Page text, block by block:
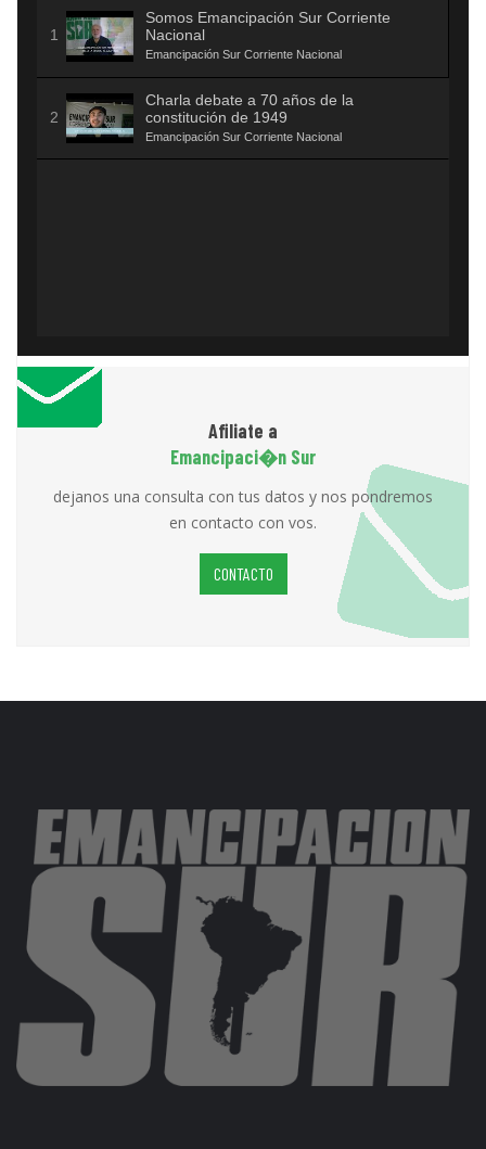
Somos Emancipación Sur Corriente
Nacional
Emancipación Sur Corriente Nacional
Charla debate a 70 años de la
constitución de 1949
Emancipación Sur Corriente Nacional
Afiliate a
Emancipaci�n Sur
dejanos una consulta con tus datos y nos pondremos
en contacto con vos.
CONTACTO